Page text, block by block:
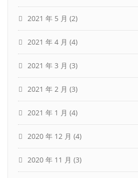
2021 年 5 月 (2)
2021 年 4 月 (4)
2021 年 3 月 (3)
2021 年 2 月 (3)
2021 年 1 月 (4)
2020 年 12 月 (4)
2020 年 11 月 (3)